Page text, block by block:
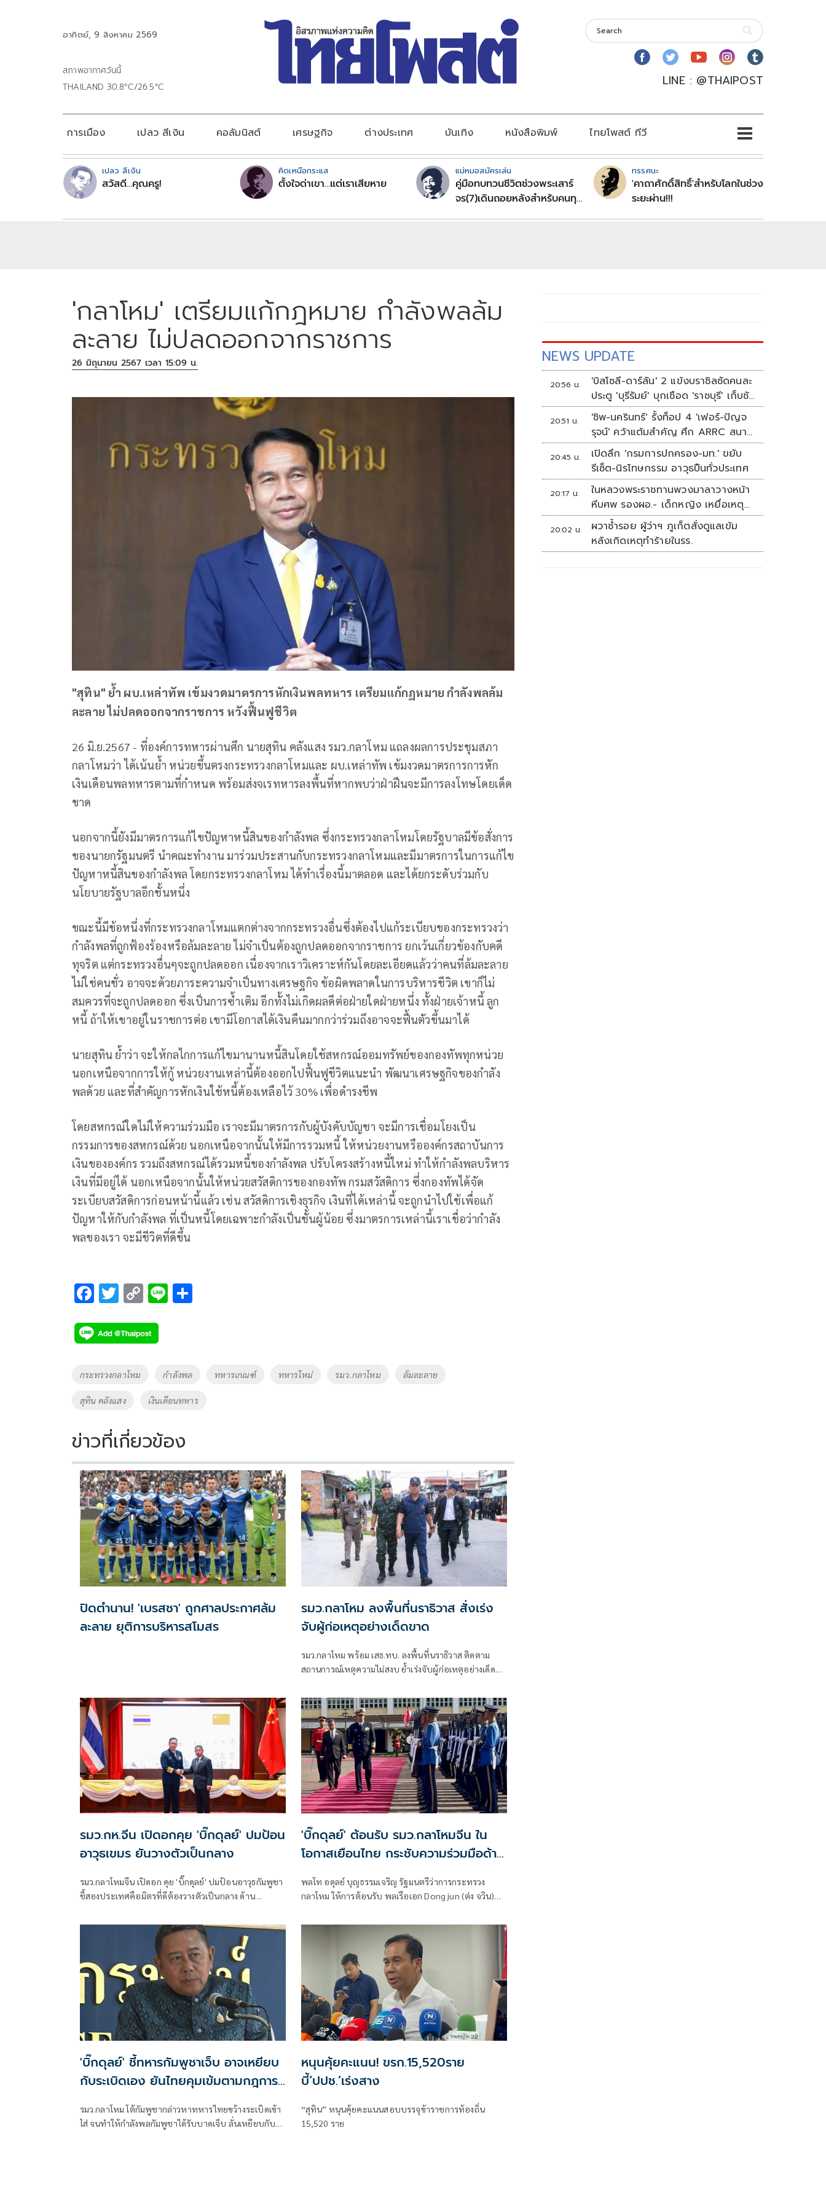
อาทิตย์, 9 สิงหาคม 2569
สภาพอากาศวันนี้
THAILAND 30.8°C/26.5°C
LINE : @THAIPOST
การเมือง เปลว สีเงิน คอลัมนิสต์ เศรษฐกิจ ต่างประเทศ บันเทิง หนังสือพิมพ์ ไทยโพสต์ ทีวี
เปลว สีเงิน
สวัสดี...คุณครู!
คิดเหนือกระแส
ตั้งใจด่าเขา...แต่เราเสียหาย
แม่หมอสมัครเล่น
คู่มือทบทวนชีวิตช่วงพระเสาร์
จร(7)เดินถอยหลังสำหรับคนทุก
ทรรศนะ
'คาถาศักดิ์สิทธิ์'สำหรับโลกในช่วง
ระยะผ่าน!!!
'กลาโหม' เตรียมแก้กฎหมาย กำลังพลล้ม
ละลาย ไม่ปลดออกจากราชการ
26 มิถุนายน 2567 เวลา 15:09 น.
"สุทิน" ย้ำ ผบ.เหล่าทัพ เข้มงวดมาตรการหักเงินพลทหาร เตรียมแก้กฎหมาย กำลังพลล้ม
ละลาย ไม่ปลดออกจากราชการ หวังฟื้นฟูชีวิต
26 มิ.ย.2567 - ที่องค์การทหารผ่านศึก นายสุทิน คลังแสง รมว.กลาโหม แถลงผลการประชุมสภา
กลาโหมว่า ได้เน้นย้ำ หน่วยขึ้นตรงกระทรวงกลาโหมและ ผบ.เหล่าทัพ เข้มงวดมาตรการการหัก
เงินเดือนพลทหารตามที่กำหนด พร้อมส่งจเรทหารลงพื้นที่หากพบว่าฝ่าฝืนจะมีการลงโทษโดยเด็ด
ขาด
นอกจากนี้ยังมีมาตรการแก้ไขปัญหาหนี้สินของกำลังพล ซึ่งกระทรวงกลาโหมโดยรัฐบาลมีข้อสั่งการ
ของนายกรัฐมนตรี นำคณะทำงาน มาร่วมประสานกับกระทรวงกลาโหมและมีมาตรการในการแก้ไข
ปัญหาหนี้สินของกำลังพล โดยกระทรวงกลาโหม ได้ทำเรื่องนี้มาตลอด และได้ยกระดับร่วมกับ
นโยบายรัฐบาลอีกชั้นหนึ่ง
ขณะนี้มีข้อหนึ่งที่กระทรวงกลาโหมแตกต่างจากกระทรวงอื่นซึ่งต้องไปแก้ระเบียบของกระทรวงว่า
กำลังพลที่ถูกฟ้องร้องหรือล้มละลาย ไม่จำเป็นต้องถูกปลดออกจากราชการ ยกเว้นเกี่ยวข้องกับคดี
ทุจริต แต่กระทรวงอื่นๆจะถูกปลดออก เนื่องจากเราวิเคราะห์กันโดยละเอียดแล้วว่าคนที่ล้มละลาย
ไม่ใช่คนชั่ว อาจจะด้วยภาระความจำเป็นทางเศรษฐกิจ ข้อผิดพลาดในการบริหารชีวิต เขาก็ไม่
สมควรที่จะถูกปลดออก ซึ่งเป็นการซ้ำเติม อีกทั้งไม่เกิดผลดีต่อฝ่ายใดฝ่ายหนึ่ง ทั้งฝ่ายเจ้าหนี้ ลูก
หนี้ ถ้าให้เขาอยู่ในราชการต่อ เขามีโอกาสได้เงินคืนมากกว่าร่วมถึงอาจจะฟื้นตัวขึ้นมาได้
นายสุทิน ย้ำว่า จะให้กลไกการแก้ไขมานานหนี้สินโดยใช้สหกรณ์ออมทรัพย์ของกองทัพทุกหน่วย
นอกเหนือจากการให้กู้ หน่วยงานเหล่านี้ต้องออกไปฟื้นฟูชีวิตแนะนำ พัฒนาเศรษฐกิจของกำลัง
พลด้วย และที่สำคัญการหักเงินใช้หนี้ต้องเหลือไว้ 30% เพื่อดำรงชีพ
โดยสหกรณ์ใดไม่ให้ความร่วมมือ เราจะมีมาตรการกับผู้บังคับบัญชา จะมีการเชื่อมโยงเป็น
กรรมการของสหกรณ์ด้วย นอกเหนือจากนั้นให้มีการรวมหนี้ ให้หน่วยงานหรือองค์กรสถาบันการ
เงินขององค์กร รวมถึงสหกรณ์ได้รวมหนี้ของกำลังพล ปรับโครงสร้างหนี้ใหม่ ทำให้กำลังพลบริหาร
เงินที่มีอยู่ได้ นอกเหนือจากนั้นให้หน่วยสวัสดิการของกองทัพ กรมสวัสดิการ ซึ่งกองทัพได้จัด
ระเบียบสวัสดิการก่อนหน้านี้แล้ว เช่น สวัสดิการเชิงธุรกิจ เงินที่ได้เหล่านี้ จะถูกนำไปใช้เพื่อแก้
ปัญหาให้กับกำลังพล ที่เป็นหนี้โดยเฉพาะกำลังเป็นชั้นผู้น้อย ซึ่งมาตรการเหล่านี้เราเชื่อว่ากำลัง
พลของเรา จะมีชีวิตที่ดีขึ้น
F
e
b
o
k
T
tt
er
C
p
y
n
k
Li
Tags
กระทรวงกลาโหม กำลังพล ทหารเกณฑ์ ทหารใหม่ รมว.กลาโหม ล้มละลาย
สุทิน คลังแสง เงินเดือนทหาร
ข่าวที่เกี่ยวข้อง
ปิดตำนาน! 'เบรสชา' ถูกศาลประกาศล้ม
ละลาย ยุติการบริหารสโมสร
รมว.กลาโหม ลงพื้นที่นราธิวาส สั่งเร่ง
จับผู้ก่อเหตุอย่างเด็ดขาด
รมว.กลาโหม พร้อม เสธ.ทบ. ลงพื้นที่นราธิวาส ติดตาม
สถานการณ์เหตุความไม่สงบ ย้ำเร่งจับผู้ก่อเหตุอย่างเด็ด
ได้รับผลกระทบอย่างรวดเร็วและสมเกียรติ
รมว.กห.จีน เปิดอกคุย 'บิ๊กดุลย์' ปมป้อน
อาวุธเขมร ยันวางตัวเป็นกลาง
รมว.กลาโหมจีน เปิดอก คุย 'บิ๊กดุลย์' ปมป้อนอาวุธกัมพูชา
ชี้สองประเทศคือมิตรที่ดีต้องวางตัวเป็นกลาง ด้าน
'บิ๊กดุลย์' ต้อนรับ รมว.กลาโหมจีน ใน
โอกาสเยือนไทย กระชับความร่วมมือด้าน
พลโท อดุลย์ บุญธรรมเจริญ รัฐมนตรีว่าการกระทรวง
กลาโหม ให้การต้อนรับ พลเรือเอก Dong jun (ต่ง จวิน)
และคณะ ในโอกาสเดินทางมาเยือนประเทศไทยอย่างเป็น
ทางการในฐานะแขกของกระทรวงกลาโหม ระหว่างวันที่
23 - 26 กรกฎาคม 2569
'บิ๊กดุลย์' ชี้ทหารกัมพูชาเจ็บ อาจเหยียบ
กับระเบิดเอง ยันไทยคุมเข้มตามกฎการ
รมว.กลาโหม โต้กัมพูชากล่าวหาทหารไทยขว้างระเบิดเข้า
ใส่ จนทำให้กำลังพลกัมพูชาได้รับบาดเจ็บ ลั่นเหยียบกับ
หนุนคุ้ยคะแนน! ขรก.15,520ราย
บี้‘ปปช.’เร่งสาง
“สุทิน” หนุนคุ้ยคะแนนสอบบรรจุข้าราชการท้องถิ่น
15,520 ราย
NEWS UPDATE
20:56 น.
'บิสโซลี-ดาร์ลัน' 2 แข้งบราซิลซัดคนละ
ประตู 'บุรีรัมย์' บุกเชือด 'ราชบุรี' เก็บชัย
อุ่นเครื่อง 4 นัดรวด
20:51 น.
'ชิพ-นครินทร์' รั้งท็อป 4 'เฟอร์-ปัญจ
รุจน์' คว้าแต้มสำคัญ ศึก ARRC สนาม
4 เรซ 2
20:45 น.
เปิดลึก 'กรมการปกครอง-มท.' ขยับ
รีเซ็ต-นิรโทษกรรม อาวุธปืนทั่วประเทศ
20:17 น.
ในหลวงพระราชทานพวงมาลาวางหน้า
หีบศพ รองผอ.- เด็กหญิง เหยื่อเหตุก
ราดยิง
20:02 น.
ผวาซ้ำรอย ผู้ว่าฯ ภูเก็ตสั่งดูแลเข้ม
หลังเกิดเหตุทำร้ายในรร.